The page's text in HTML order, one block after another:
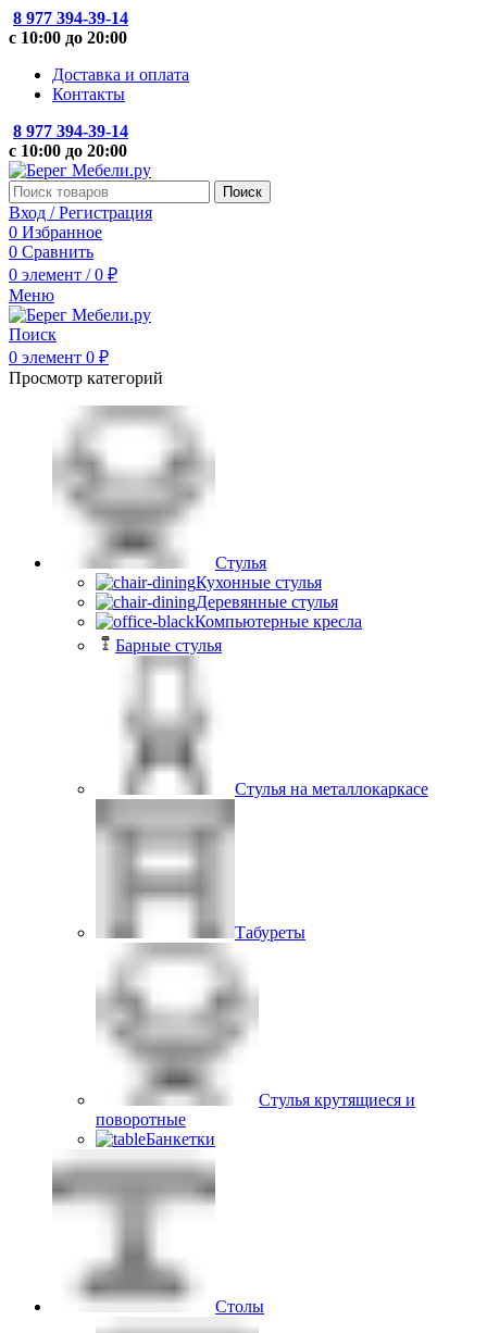
8 977 394-39-14
с 10:00 до 20:00
Доставка и оплата
Контакты
8 977 394-39-14
с 10:00 до 20:00
Поиск
Вход / Регистрация
0 Избранное
0 Сравнить
0 элемент / 0 ₽
Меню
Поиск
0 элемент 0 ₽
Просмотр категорий
Стулья
Кухонные стулья
Деревянные стулья
Компьютерные кресла
Барные стулья
Стулья на металлокаркасе
Табуреты
Стулья крутящиеся и
поворотные
Банкетки
Столы